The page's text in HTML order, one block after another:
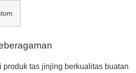
produk tas jinjing berkualitas buatan